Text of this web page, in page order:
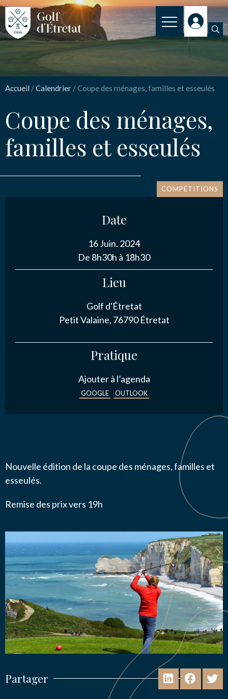
Accueil /Calendrier /Coupe des ménages, familles et esseulés
Coupe des ménages,
familles et esseulés
COMPÉTITIONS
Date
16 Juin. 2024
De 8h30h à 18h30
Lieu
Golf d'Étretat
Petit Valaine, 76790 Étretat
Pratique
Ajouter à l’agenda
GOOGLE OUTLOOK
Nouvelle édition de la coupe des ménages, familles et
esseulés.
Remise des prix vers 19h
Partager
CLUB
CLUB HOUSE
PARCOURS
NOS TARIFS
SPORT
NOS PARTENAIRES
NOUS CONTACTER
INSCRIPTION
Coupe des ménages,
familles et esseulés
Nom*
Email*
J’autorise l'association ASS SPORTIVE GOLF
ETRETAT à enregistrer mes données.